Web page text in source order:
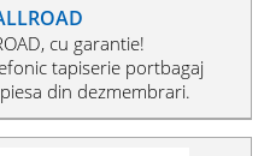
cu garantie!
tapiserie portbagaj
din dezmembrari.